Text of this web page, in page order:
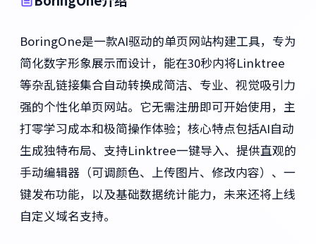
BoringOne是一款AI驱动的单页网站构建工具，专为
简化数字形象展示而设计，能在30秒内将Linktree
等杂乱链接集合自动转换成简洁、专业、视觉吸引力
强的个性化单页网站。它无需注册即可开始使用，主
打零学习成本和极简操作体验；核心特点包括AI自动
生成独特布局、支持Linktree一键导入、提供直观的
手动编辑器（可调颜色、上传图片、修改内容）、一
键发布功能，以及基础数据统计能力，未来还将上线
自定义域名支持。